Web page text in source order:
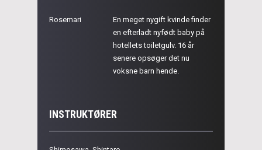
Rosemari
En meget nygift kvinde finder
en efterladt nyfødt baby på
hotellets toiletgulv. 16 år
senere opsøger det nu
voksne barn hende.
INSTRUKTØRER